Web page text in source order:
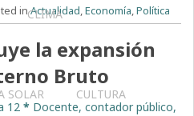
CLIMA
SOLAR CULTURA
inActualidad,Economía,Política
la expansión
Bruto
12* Docente, contador público,